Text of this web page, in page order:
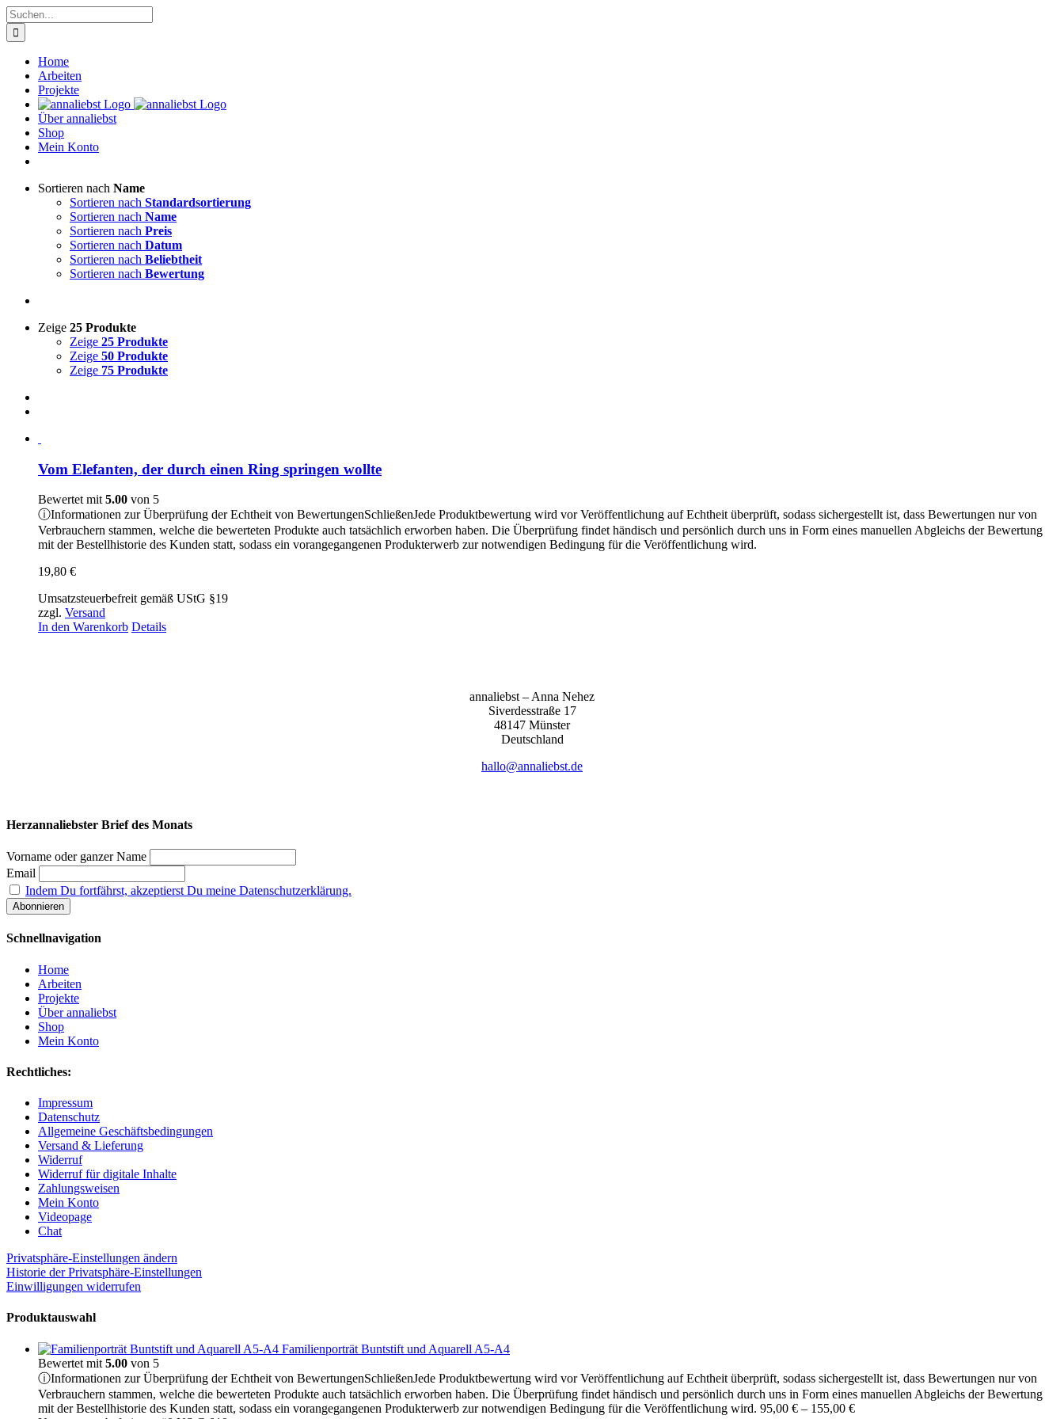
Zum
Inhalt
springen
Suche
nach:
Home
Arbeiten
Projekte
Über annaliebst
Shop
Mein Konto
Sortieren nach Name
Sortieren nach Standardsortierung
Sortieren nach Name
Sortieren nach Preis
Sortieren nach Datum
Sortieren nach Beliebtheit
Sortieren nach Bewertung
Zeige 25 Produkte
Zeige 25 Produkte
Zeige 50 Produkte
Zeige 75 Produkte
Vom Elefanten, der durch einen Ring springen wollte
Bewertet mit5.00 von 5
ⓘInformationen zur Überprüfung der Echtheit von BewertungenSchließenJede Produktbewertung wird vor Veröffentlichung auf Echtheit überprüft, sodass sichergestellt ist, dass Bewertungen nur von
Verbrauchern stammen, welche die bewerteten Produkte auch tatsächlich erworben haben. Die Überprüfung findet händisch und persönlich durch uns in Form eines manuellen Abgleichs der Bewertung
mit der Bestellhistorie des Kunden statt, sodass ein vorangegangenen Produkterwerb zur notwendigen Bedingung für die Veröffentlichung wird.
19,80 €
Umsatzsteuerbefreit gemäß UStG §19
zzgl. Versand
In den Warenkorb Details
anna­liebst – Anna Nehez
Sive­r­des­stra­ße 17
48147 Müns­ter
Deutsch­land
hallo@annaliebst.de
Herzannaliebster Brief des Monats
Vorname oder ganzer Name
Email
Indem Du fortfährst, akzeptierst Du meine Datenschutzerklärung.
Schnellnavigation
Home
Arbeiten
Projekte
Über annaliebst
Shop
Mein Konto
Rechtliches:
Impressum
Datenschutz
Allgemeine Geschäftsbedingungen
Versand & Lieferung
Widerruf
Widerruf für digitale Inhalte
Zahlungsweisen
Mein Konto
Videopage
Chat
Privatsphäre-Einstellungen ändern
Historie der Privatsphäre-Einstellungen
Einwilligungen widerrufen
Produktauswahl
Familienporträt Buntstift und Aquarell A5-A4
Bewertet mit 5.00 von 5
ⓘInformationen zur Überprüfung der Echtheit von BewertungenSchließenJede Produktbewertung wird vor Veröffentlichung auf Echtheit überprüft, sodass sichergestellt ist, dass Bewertungen nur von
Verbrauchern stammen, welche die bewerteten Produkte auch tatsächlich erworben haben. Die Überprüfung findet händisch und persönlich durch uns in Form eines manuellen Abgleichs der Bewertung
mit der Bestellhistorie des Kunden statt, sodass ein vorangegangenen Produkterwerb zur notwendigen Bedingung für die Veröffentlichung wird. 95,00 € – 155,00 €Preisspanne: